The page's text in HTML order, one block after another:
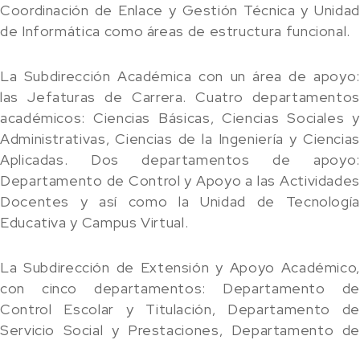
Coordinación de Enlace y Gestión Técnica y Unidad
de Informática como áreas de estructura funcional.
La Subdirección Académica con un área de apoyo:
las Jefaturas de Carrera. Cuatro departamentos
académicos: Ciencias Básicas, Ciencias Sociales y
Administrativas, Ciencias de la Ingeniería y Ciencias
Aplicadas. Dos departamentos de apoyo:
Departamento de Control y Apoyo a las Actividades
Docentes y así como la Unidad de Tecnología
Educativa y Campus Virtual.
La Subdirección de Extensión y Apoyo Académico,
con cinco departamentos: Departamento de
Control Escolar y Titulación, Departamento de
Servicio Social y Prestaciones, Departamento de